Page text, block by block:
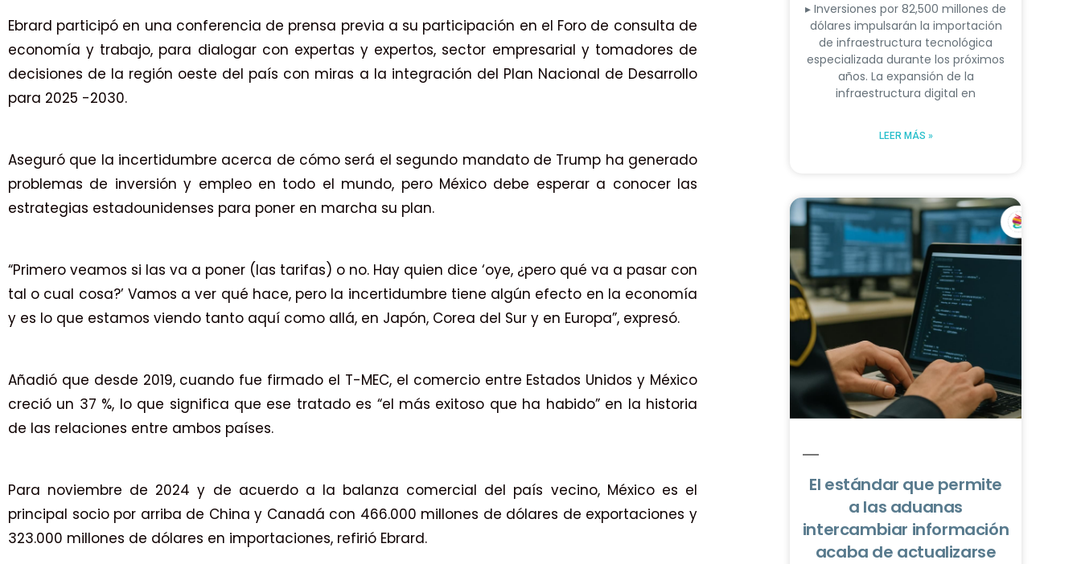
Ebrard participó en una conferencia de prensa previa a su participación en el Foro de consulta de
economía y trabajo, para dialogar con expertas y expertos, sector empresarial y tomadores de
decisiones de la región oeste del país con miras a la integración del Plan Nacional de Desarrollo
para 2025 -2030.
Aseguró que la incertidumbre acerca de cómo será el segundo mandato de Trump ha generado
problemas de inversión y empleo en todo el mundo, pero México debe esperar a conocer las
estrategias estadounidenses para poner en marcha su plan.
“Primero veamos si las va a poner (las tarifas) o no. Hay quien dice ‘oye, ¿pero qué va a pasar con
tal o cual cosa?’ Vamos a ver qué hace, pero la incertidumbre tiene algún efecto en la economía
y es lo que estamos viendo tanto aquí como allá, en Japón, Corea del Sur y en Europa”, expresó.
Añadió que desde 2019, cuando fue firmado el T-MEC, el comercio entre Estados Unidos y México
creció un 37 %, lo que significa que ese tratado es “el más exitoso que ha habido” en la historia
de las relaciones entre ambos países.
Para noviembre de 2024 y de acuerdo a la balanza comercial del país vecino, México es el
principal socio por arriba de China y Canadá con 466.000 millones de dólares de exportaciones y
323.000 millones de dólares en importaciones, refirió Ebrard.
▸ Inversiones por 82,500 millones de
dólares impulsarán la importación
de infraestructura tecnológica
especializada durante los próximos
años. La expansión de la
infraestructura digital en
LEER MÁS »
El estándar que permite
a las aduanas
intercambiar información
acaba de actualizarse